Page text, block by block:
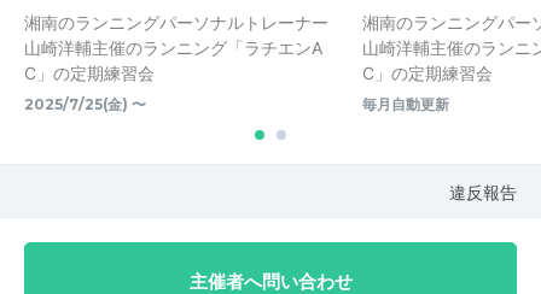
湘南のランニングパーソナルトレーナー
山崎洋輔主催のランニング「ラチエンA
C」の定期練習会
2025/7/25(金) 〜
湘南のランニングパー
山崎洋輔主催のランニ
C」の定期練習会
毎月自動更新
違反報告
主催者へ問い合わせ